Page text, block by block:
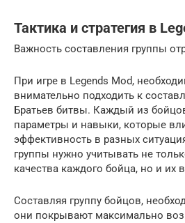
Тактика и стратегия в
Важность составления группы
При игре в Legends Mod,
внимательно подходить к
Братьев битвы. Каждый из
параметры и навыки, которые
эффективность в разных
группы нужно учитывать не
качества каждого бойца, но и их
Составляя группу бойцов,
они покрывают максимально